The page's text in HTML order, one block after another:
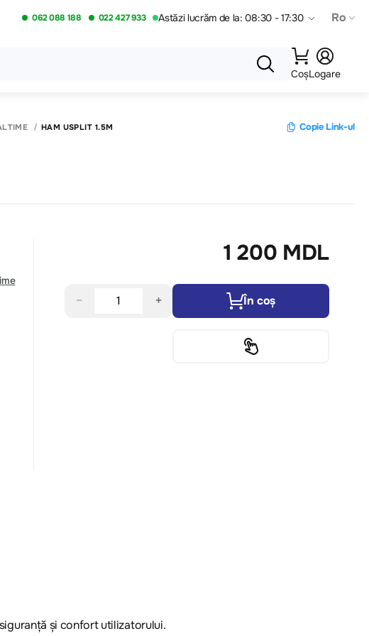
062 088 188 022 427 933 Astăzi lucrăm de la: 08:30 - 17:30 Ro
CoșLogare
HAM USPLIT 1.5M Copie Link-ul
1 200 MDL
− + În coș
și confort utilizatorului.